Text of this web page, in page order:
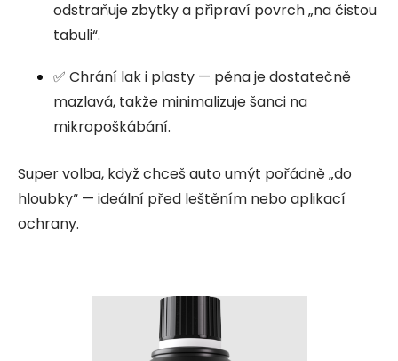
odstraňuje zbytky a připraví povrch „na čistou
tabuli“.
✅ Chrání lak i plasty — pěna je dostatečně
mazlavá, takže minimalizuje šanci na
mikropoškábání.
Super volba, když chceš auto umýt pořádně „do
hloubky“ — ideální před leštěním nebo aplikací
ochrany.